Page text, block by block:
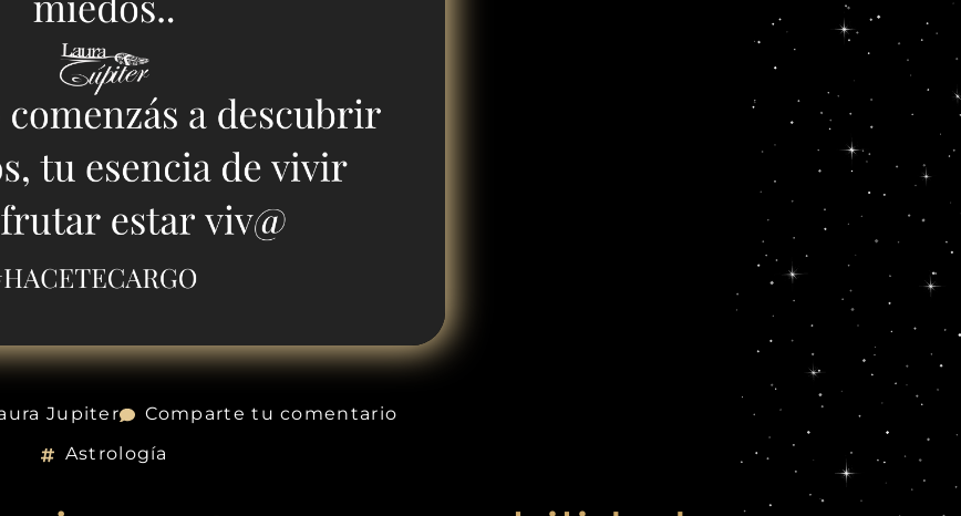
Jupiter
Comparte tu comentario
Astrología